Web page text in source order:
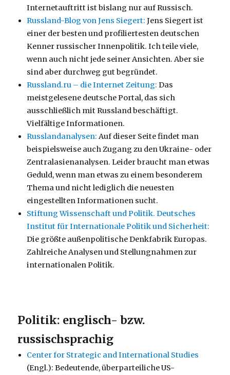
Internetauftritt ist bislang nur auf Russisch.
Russland-Blog von Jens Siegert: Jens Siegert ist
einer der besten und profiliertesten deutschen
Kenner russischer Innenpolitik. Ich teile viele,
wenn auch nicht jede seiner Ansichten. Aber sie
sind aber durchweg gut begründet.
Russland.ru – die Internet Zeitung: Das
meistgelesene deutsche Portal, das sich
ausschließlich mit Russland beschäftigt.
Vielfältige Informationen.
Russlandanalysen: Auf dieser Seite findet man
beispielsweise auch Zugang zu den Ukraine- oder
Zentralasienanalysen. Leider braucht man etwas
Geduld, wenn man etwas zu einem besonderem
Thema und nicht lediglich die neuesten
eingestellten Informationen sucht.
Stiftung Wissenschaft und Politik. Deutsches
Institut für Internationale Politik und Sicherheit:
Die größte außenpolitische Denkfabrik Europas.
Zahlreiche Analysen und Stellungnahmen zur
internationalen Politik.
Politik: englisch- bzw.
russischsprachig
Center for Strategic and International Studies
(Engl.): Bedeutende, überparteiliche US-